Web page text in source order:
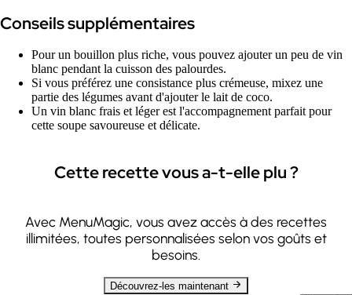
Conseils supplémentaires
Pour un bouillon plus riche, vous pouvez ajouter un peu de vin
blanc pendant la cuisson des palourdes.
Si vous préférez une consistance plus crémeuse, mixez une
partie des légumes avant d'ajouter le lait de coco.
Un vin blanc frais et léger est l'accompagnement parfait pour
cette soupe savoureuse et délicate.
Cette recette vous a-t-elle plu ?
Avec MenuMagic, vous avez accès à des recettes
illimitées, toutes personnalisées selon vos goûts et
besoins.
Découvrez-les maintenant